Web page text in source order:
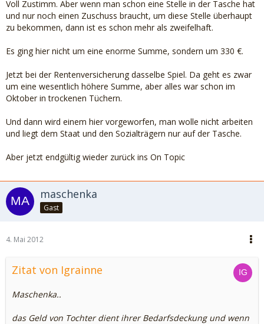
Voll Zustimm. Aber wenn man schon eine Stelle in der Tasche hat
und nur noch einen Zuschuss braucht, um diese Stelle überhaupt
zu bekommen, dann ist es schon mehr als zweifelhaft.
Es ging hier nicht um eine enorme Summe, sondern um 330 €.
Jetzt bei der Rentenversicherung dasselbe Spiel. Da geht es zwar
um eine wesentlich höhere Summe, aber alles war schon im
Oktober in trockenen Tüchern.
Und dann wird einem hier vorgeworfen, man wolle nicht arbeiten
und liegt dem Staat und den Sozialträgern nur auf der Tasche.
Aber jetzt endgültig wieder zurück ins On Topic
maschenka
Gast
4. Mai 2012
Zitat von Igrainne
Maschenka..
das Geld von Tochter dient ihrer Bedarfsdeckung und wenn